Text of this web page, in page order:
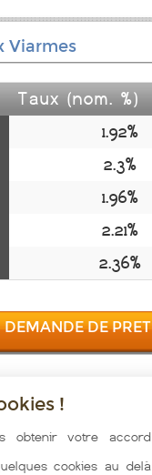
Viarmes
Taux (nom. %)
1.92%
2.3%
1.96%
2.21%
2.36%
DEMANDE DE PRET
(Viarmes) toutes les
nos partenaires
crédit immobilier
!
obtenir votre accord
cookies au delà